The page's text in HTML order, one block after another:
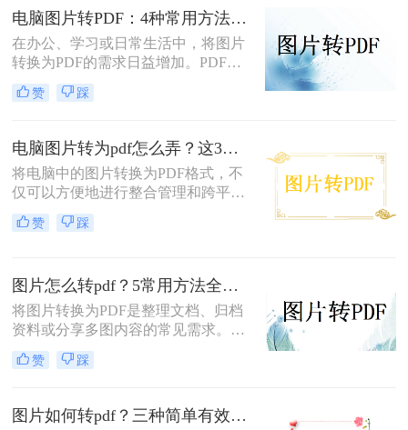
机、在线工具等多种转换方法，总有
一种适合你！
电脑图片转PDF：4种常用方法按Windows和Mac系统分别推荐！
在办公、学习或日常生活中，将图片
转换为PDF的需求日益增加。PDF格
式因其跨平台兼容性、可编辑性和安
全性，成为文档分享和存储的首选。
作系统自带工具、专业软件及在线服
务，帮助您高效完成图片到PDF的转
换。
赞 踩
电脑图片转为pdf怎么弄？这3种方法值得尝试！
将电脑中的图片转换为PDF格式，不
仅可以方便地进行整合管理和跨平台
查看，还能有效保护图片的原始质量
和隐私信息。那么电脑图片转为pdf怎
片到PDF的转换。
赞 踩
图片怎么转pdf？5常用方法全攻略！
将图片转换为PDF是整理文档、归档
资料或分享多图内容的常见需求。那
么图片怎么转pdf呢？本文系统梳理5
类主流方法，助你快速实现图片转
赞 踩
图片如何转pdf？三种简单有效的方法分享！